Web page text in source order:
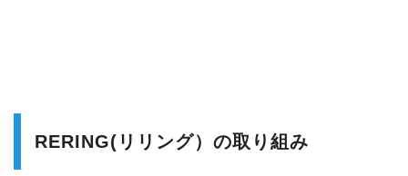
RERING(リリング）の取り組み